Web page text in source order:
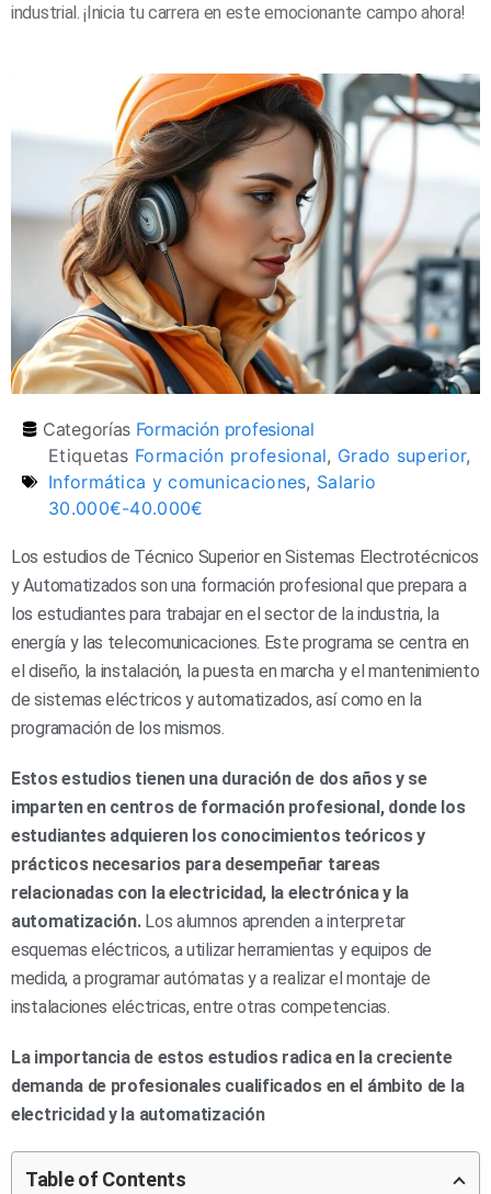
industrial. ¡Inicia tu carrera en este emocionante campo ahora!
Categorías Formación profesional
Etiquetas Formación profesional, Grado superior,
Informática y comunicaciones, Salario
30.000€-40.000€
Los estudios de Técnico Superior en Sistemas Electrotécnicos
y Automatizados son una formación profesional que prepara a
los estudiantes para trabajar en el sector de la industria, la
energía y las telecomunicaciones. Este programa se centra en
el diseño, la instalación, la puesta en marcha y el mantenimiento
de sistemas eléctricos y automatizados, así como en la
programación de los mismos.
Estos estudios tienen una duración de dos años y se
imparten en centros de formación profesional, donde los
estudiantes adquieren los conocimientos teóricos y
prácticos necesarios para desempeñar tareas
relacionadas con la electricidad, la electrónica y la
automatización.Los alumnos aprenden a interpretar
esquemas eléctricos, a utilizar herramientas y equipos de
medida, a programar autómatas y a realizar el montaje de
instalaciones eléctricas, entre otras competencias.
La importancia de estos estudios radica en la creciente
demanda de profesionales cualificados en el ámbito de la
electricidad y la automatización
Table of Contents